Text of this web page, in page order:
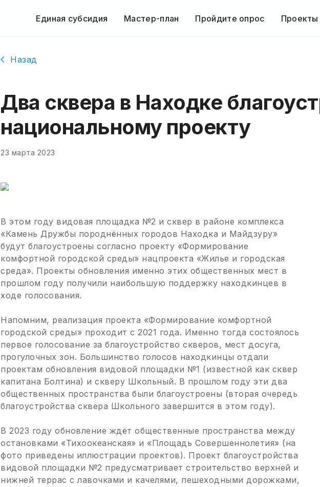
Единая субсидия Мастер-план Пройдите опрос Проекты
Назад
Два сквера в Находке
национальному проекту
23 марта 2023
В этом году видовая площадка №2 и сквер в районе комплекса
«Камень Дружбы породнённых городов Находка и Майдзуру»
будут благоустроены согласно проекту «Формирование
комфортной городской среды» нацпроекта «Жилье и городская
среда». Проекты обновления именно этих общественных мест в
прошлом году получили наибольшую поддержку находкинцев в
ходе голосования.
Напомним, реализация проекта «Формирование комфортной
городской среды» проходит с 2021 года. Именно тогда состоялось
первое голосование за благоустройство скверов, мест досуга,
прогулочных зон. Большинство голосов находкинцы отдали
проектам обновления видовой площадки №1 (известной как сквер
капитана Болтина) и скверу Школьный. В прошлом году эти два
общественных пространства были благоустроены (вторая очередь
благоустройства сквера Школьного завершится в этом году).
В 2023 году обновление ждёт общественные пространства между
остановками «Тихоокеанская» и «Площадь Совершеннолетия» (на
фото приведены иллюстрации проектов). Проект благоустройства
видовой площадки №2 предусматривает строительство верхней и
нижней террас с лавочками и качелями, пешеходными дорожками,